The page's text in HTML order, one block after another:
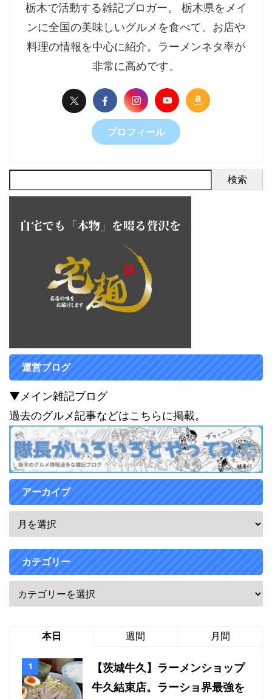
栃木で活動する雑記ブロガー。 栃木県をメイ
ンに全国の美味しいグルメを食べて、お店や
料理の情報を中心に紹介。ラーメンネタ率が
非常に高めです。
プロフィール
検索
運営ブログ
▼メイン雑記ブログ
過去のグルメ記事などはこちらに掲載。
アーカイブ
カテゴリー
本日 週間 月間
【茨城牛久】ラーメンショップ
牛久結束店。ラーショ界最強を